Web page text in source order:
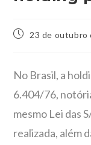
23 de outubro
No Brasil, a
6.404/76,
mesmo Lei das
realizada, além